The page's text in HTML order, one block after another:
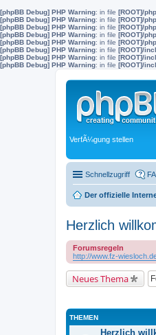
[phpBB Debug] PHP Warning: in file [ROOT]/
[phpBB Debug] PHP Warning: in file [ROOT]/
[phpBB Debug] PHP Warning: in file [ROOT]/
[phpBB Debug] PHP Warning: in file [ROOT]/
[phpBB Debug] PHP Warning: in file [ROOT]/
[phpBB Debug] PHP Warning: in file [ROOT]/
[phpBB Debug] PHP Warning: in file [ROOT]/
[phpBB Debug] PHP Warning: in file [ROOT]/
VerfÃ¼gung stellen
Schnellzugriff
Der offizielle
Herzlich
Forumsregeln
http://www.fz-
Neues Thema
THEMEN
Herzlich